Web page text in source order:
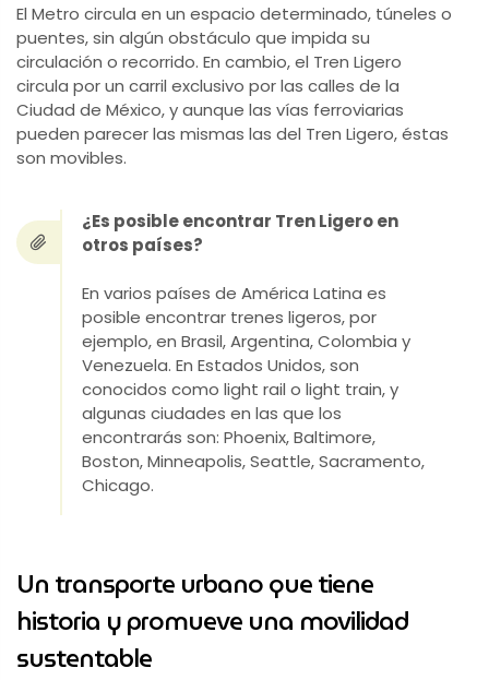
El Metro circula en un espacio determinado, túneles o
puentes, sin algún obstáculo que impida su
circulación o recorrido. En cambio, el Tren Ligero
circula por un carril exclusivo por las calles de la
Ciudad de México, y aunque las vías ferroviarias
pueden parecer las mismas las del Tren Ligero, éstas
son movibles.
¿Es posible encontrar Tren Ligero en
otros países?
En varios países de América Latina es
posible encontrar trenes ligeros, por
ejemplo, en Brasil, Argentina, Colombia y
Venezuela. En Estados Unidos, son
conocidos como light rail o light train, y
algunas ciudades en las que los
encontrarás son: Phoenix, Baltimore,
Boston, Minneapolis, Seattle, Sacramento,
Chicago.
Un transporte urbano que tiene
historia y promueve una movilidad
sustentable